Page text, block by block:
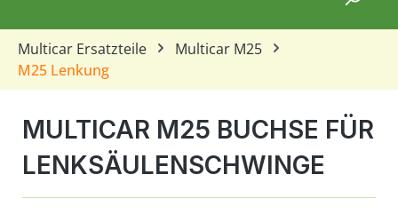
Multicar Ersatzteile
Multicar M25
M25 Lenkung
MULTICAR M25 BUCHSE FÜR
LENKSÄULENSCHWINGE